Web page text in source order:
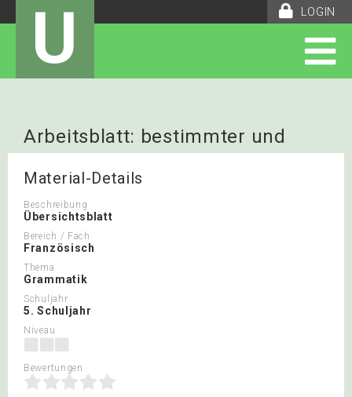
LOGIN
U
Arbeitsblatt: bestimmter und
unbestimmter Artikel
Material-Details
Beschreibung
Übersichtsblatt
Bereich / Fach
Französisch
Thema
Grammatik
Schuljahr
5. Schuljahr
Niveau
Bewertungen